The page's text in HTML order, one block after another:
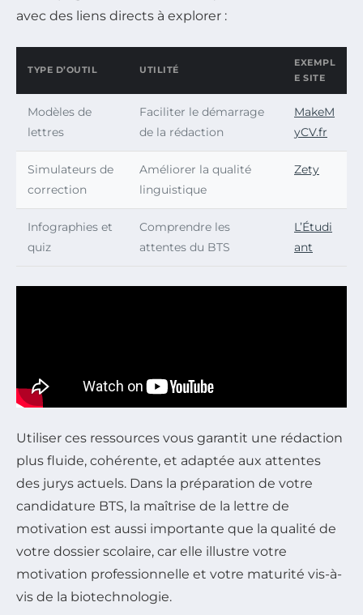
avec des liens directs à explorer :
TYPE D’OUTIL UTILITÉ
EXEMPL
E SITE
Modèles de
lettres
Faciliter le démarrage
de la rédaction
MakeM
yCV.fr
Simulateurs de
correction
Améliorer la qualité
linguistique
Zety
Infographies et
quiz
Comprendre les
attentes du BTS
L’Étudi
ant
Utiliser ces ressources vous garantit une rédaction
plus fluide, cohérente, et adaptée aux attentes
des jurys actuels. Dans la préparation de votre
candidature BTS, la maîtrise de la lettre de
motivation est aussi importante que la qualité de
votre dossier scolaire, car elle illustre votre
motivation professionnelle et votre maturité vis-à-
vis de la biotechnologie.